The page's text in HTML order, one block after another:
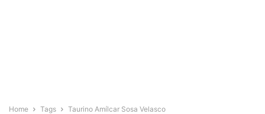
Home Tags Taurino Amílcar Sosa Velasco